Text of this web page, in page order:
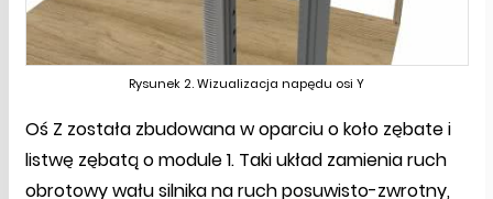
Rysunek 2. Wizualizacja napędu osi Y
Oś Z została zbudowana w oparciu o koło zębate i
listwę zębatą o module 1. Taki układ zamienia ruch
obrotowy wału silnika na ruch posuwisto-zwrotny,